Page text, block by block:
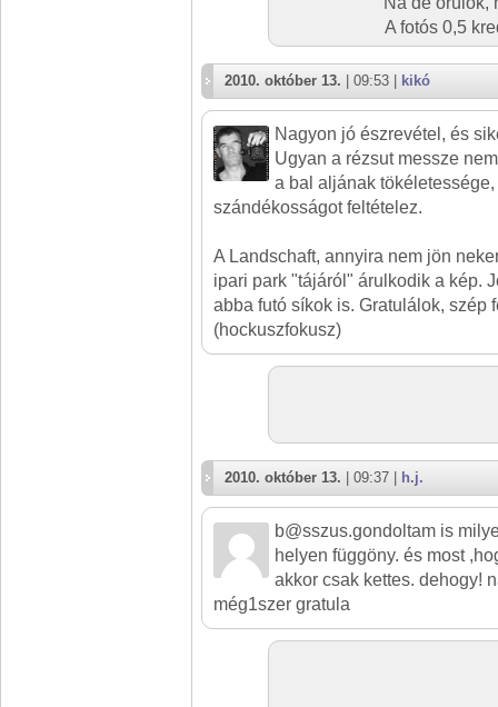
A fotós 0,5
2010. október 13. | 09:53 | kikó
Nagyon jó észrevétel, és
Ugyan a rézsut messze
a bal aljának
szándékosságot feltételez.
A Landschaft, annyira nem jön
ipari park "tájáról" árulkodik a kép.
abba futó síkok is. Gratulálok, szép
(hockuszfokusz)
2010. október 13. | 09:37 | h.j.
b@sszus.gondoltam is
helyen függöny. és most
akkor csak kettes. dehogy!
még1szer gratula